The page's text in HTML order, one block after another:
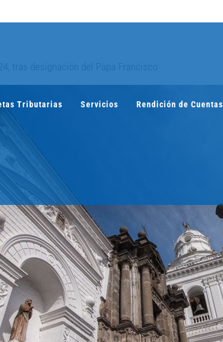
Tributarias Servicios Rendición de Cuentas
tras designación del Papa Francisco